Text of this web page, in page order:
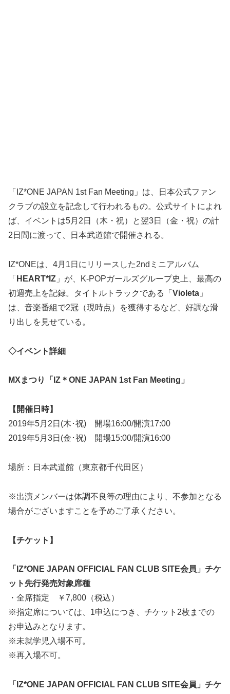
「IZ*ONE JAPAN 1st Fan Meeting」は、日本公式ファン
クラブの設立を記念して行われるもの。公式サイトによれ
ば、イベントは5月2日（木・祝）と翌3日（金・祝）の計
2日間に渡って、日本武道館で開催される。
IZ*ONEは、4月1日にリリースした2ndミニアルバム
「 HEART*IZ 」が、K-POPガールズグループ史上、最高の
初週売上を記録。タイトルトラックである「 Violeta 」
は、音楽番組で2冠（現時点）を獲得するなど、好調な滑
り出しを見せている。
◇イベント詳細
MXまつり「IZ＊ONE JAPAN 1st Fan Meeting」
【開催日時】
2019年5月2日(木･祝) 開場16:00/開演17:00
2019年5月3日(金･祝) 開場15:00/開演16:00
場所：日本武道館（東京都千代田区）
※出演メンバーは体調不良等の理由により、不参加となる
場合がございますことを予めご了承ください。
【チケット】
「IZ*ONE JAPAN OFFICIAL FAN CLUB SITE会員」チケ
ット先行発売対象席種
・全席指定 ￥7,800（税込）
※指定席については、1申込につき、チケット2枚までの
お申込みとなります。
※未就学児入場不可。
※再入場不可。
「IZ*ONE JAPAN OFFICIAL FAN CLUB SITE会員」チケ